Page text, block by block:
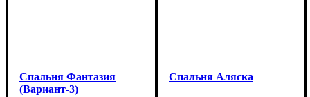
Спальня Фантазия
(Вариант-3)
Спальня Аляска